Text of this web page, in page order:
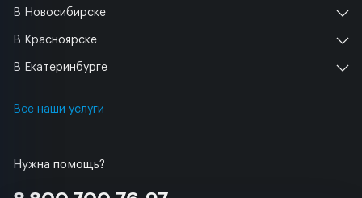
Нужна помощь?
В Новосибирске
В Красноярске
В Екатеринбурге
Все наши услуги